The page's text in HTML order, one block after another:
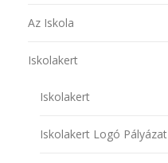
Az Iskola
Iskolakert
Iskolakert
Iskolakert Logó Pályázat